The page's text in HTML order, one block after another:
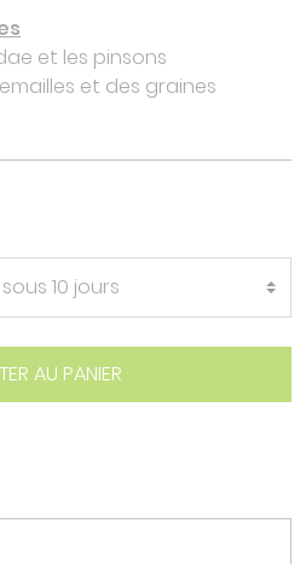
et les pinsons
et des graines
AU PANIER